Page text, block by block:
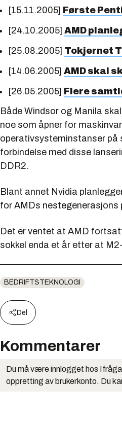
[15.11.2005] Første
[24.10.2005] AMD
[25.08.2005] Tokjernet
[14.06.2005] AMD skal
[26.05.2005] Flere
Både Windsor og Manila
noe som åpner for
operativsysteminstanser på
forbindelse med disse
DDR2.
Blant annet Nvidia
for AMDs
Det er ventet at AMD
sokkel enda et år etter at
BEDRIFTSTEKNOLOGI
Del
Kommentarer
Du må være innlogget hos
oppretting av brukerkonto. Du